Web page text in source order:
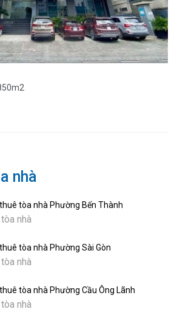
nhà
tòa nhà Phường Bến Thành
nhà
tòa nhà Phường Sài Gòn
nhà
tòa nhà Phường Cầu Ông Lãnh
nhà